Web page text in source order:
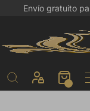
Envío gratuito